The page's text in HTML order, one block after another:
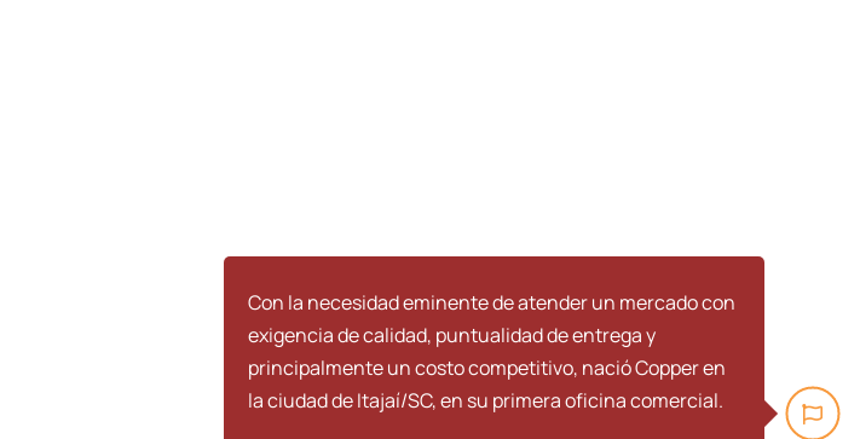
Con la necesidad eminente de atender un mercado con
exigencia de calidad, puntualidad de entrega y
principalmente un costo competitivo, nació Copper en
la ciudad de Itajaí/SC, en su primera oficina comercial.